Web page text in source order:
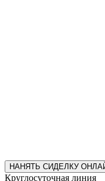
НАНЯТЬ СИДЕЛКУ
Круглосуточная линия